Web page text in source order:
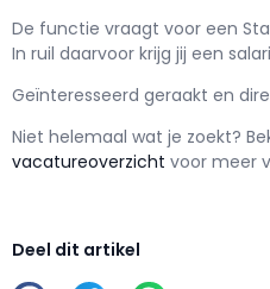
De functie vraagt voor een
In ruil daarvoor krijg jij een
Geïnteresseerd geraakt en d
Niet helemaal wat je zoekt?
vacatureoverzicht voor meer
Deel dit artikel